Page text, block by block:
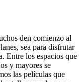
den comienzo al
sea para disfrutar
Entre los espacios que
y mayores se
las películas que